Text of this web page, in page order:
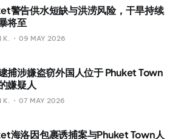
警告供水短缺与洪涝风险，干旱持续
将至
K. 09 MAY 2026
捕涉嫌盗窃外国人位于 Phuket Town
嫌疑人
K. 07 MAY 2026
海洛因包裹诱捕案与Phuket Town人